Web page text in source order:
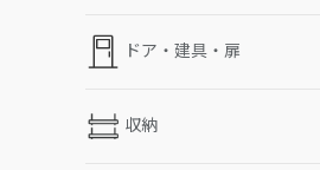
ドア・建具・扉
収納